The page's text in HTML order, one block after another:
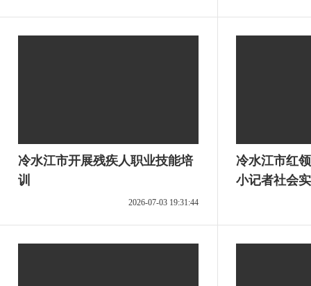
冷水江市开展残疾人职业技能培
训
2026-07-03 19:31:44
冷水江市红
小记者社会